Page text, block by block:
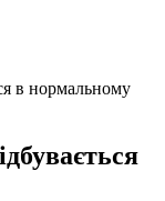
в нормальному